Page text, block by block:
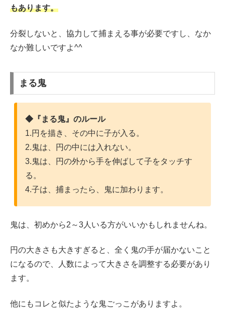
もあります。
分裂しないと、協力して捕まえる事が必要ですし、なか
なか難しいですよ^^
まる鬼
◆『まる鬼』のルール
1.円を描き、その中に子が入る。
2.鬼は、円の中には入れない。
3.鬼は、円の外から手を伸ばして子をタッチす
る。
4.子は、捕まったら、鬼に加わります。
鬼は、初めから2～3人いる方がいいかもしれませんね。
円の大きさも大きすぎると、全く鬼の手が届かないこと
になるので、人数によって大きさを調整する必要があり
ます。
他にもコレと似たような鬼ごっこがありますよ。